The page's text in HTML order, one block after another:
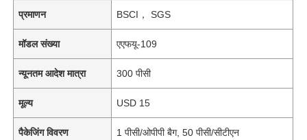
प्रमाणन BSCI， SGS
मॉडल संख्या एएफयू-109
न्यूनतम आदेश मात्रा 300 पीसी
मूल्य USD 15
पैकेजिंग विवरण 1 पीसी/ओपीपी बैग, 50 पीसी/सीटीएन